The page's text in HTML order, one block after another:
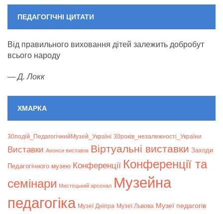
ПЕДАГОГІЧНІ ЦИТАТИ
Від правильного виховання дітей залежить добробут
всього народу
—Д. Локк
ХМАРКА
30подій_ПедагогічнийМузей_Україні 30років_незалежності_України
Bиставки Анонси виставок Віртуальні виставки Заходи
Педагогічного музею Конференції Конференції та
семінари Мистецький арсенал Музейна
педагогіка Музеї Дніпра Музеї Львова Музеї педагогів